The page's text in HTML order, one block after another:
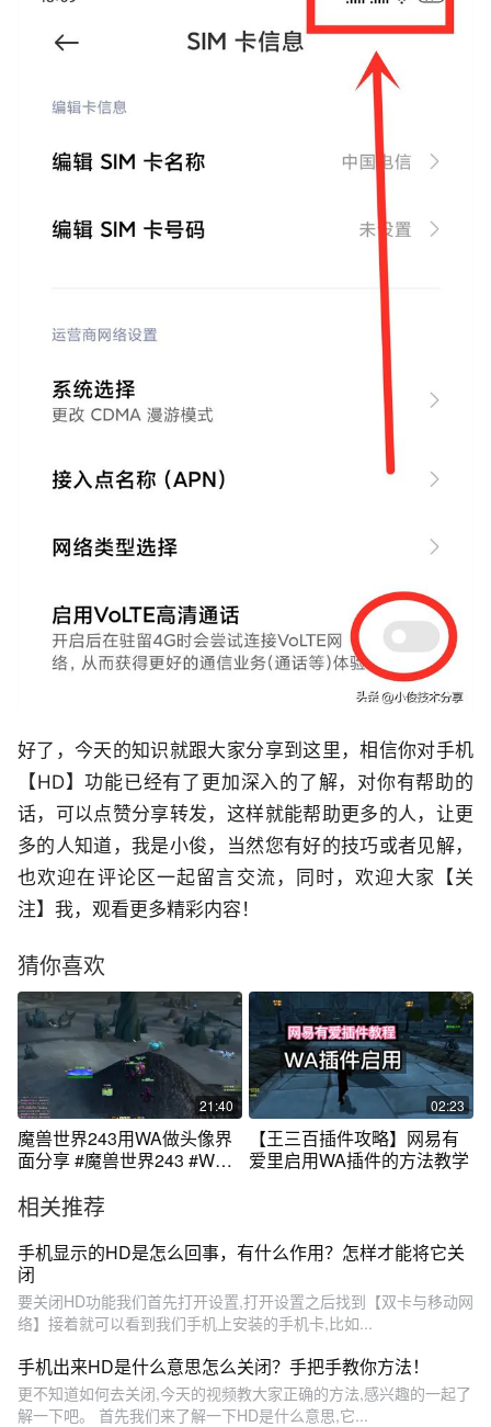
好了，今天的知识就跟大家分享到这里，相信你对手机
【HD】功能已经有了更加深入的了解，对你有帮助的
话，可以点赞分享转发，这样就能帮助更多的人，让更
多的人知道，我是小俊，当然您有好的技巧或者见解，
也欢迎在评论区一起留言交流，同时，欢迎大家【关
注】我，观看更多精彩内容！
猜你喜欢
21:40
魔兽世界243用WA做头像界
面分享 #魔兽世界243 #WA #
02:23
【王三百插件攻略】网易有
爱里启用WA插件的方法教学
相关推荐
手机显示的HD是怎么回事，有什么作用？怎样才能将它关
闭
要关闭HD功能我们首先打开设置,打开设置之后找到【双卡与移动网
络】接着就可以看到我们手机上安装的手机卡,比如...
手机出来HD是什么意思怎么关闭？手把手教你方法！
更不知道如何去关闭,今天的视频教大家正确的方法,感兴趣的一起了
解一下吧。 首先我们来了解一下HD是什么意思,它...